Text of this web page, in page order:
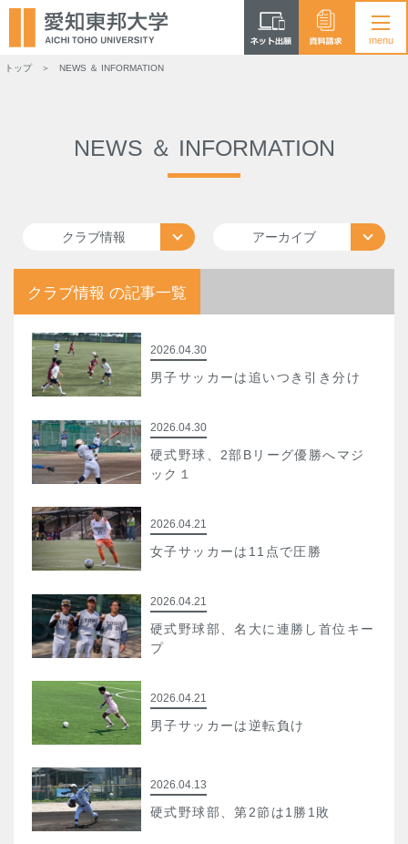
トップ NEWS ＆ INFORMATION
NEWS ＆ INFORMATION
クラブ情報 アーカイブ
クラブ情報 の記事一覧
2026.04.30
男子サッカーは追いつき引き分け
2026.04.30
硬式野球、2部Bリーグ優勝へマジ
ック１
2026.04.21
女子サッカーは11点で圧勝
2026.04.21
硬式野球部、名大に連勝し首位キー
プ
2026.04.21
男子サッカーは逆転負け
2026.04.13
硬式野球部、第2節は1勝1敗